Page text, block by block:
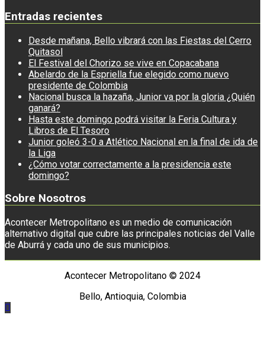
Entradas recientes
Desde mañana, Bello vibrará con las Fiestas del Cerro
Quitasol
El Festival del Chorizo se vive en Copacabana
Abelardo de la Espriella fue elegido como nuevo
presidente de Colombia
Nacional busca la hazaña, Junior va por la gloria ¿Quién
ganará?
Hasta este domingo podrá visitar la Feria Cultura y
Libros de El Tesoro
Junior goleó 3-0 a Atlético Nacional en la final de ida de
la Liga
¿Cómo votar correctamente a la presidencia este
domingo?
Sobre Nosotros
Acontecer Metropolitano es un medio de comunicación
alternativo digital que cubre las principales noticias del Valle
de Aburrá y cada uno de sus municipios.
Acontecer Metropolitano © 2024
Bello, Antioquia, Colombia